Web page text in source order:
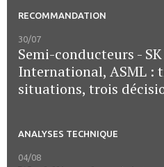
RECOMMANDATION
30/07
Semi-conducteurs -
International, ASML :
situations, trois
ANALYSES TECHNIQUE
04/08